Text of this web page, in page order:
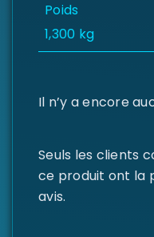
Poids
1,300 kg
Il n’y a encore
Seuls les clients
ce produit ont la
avis.